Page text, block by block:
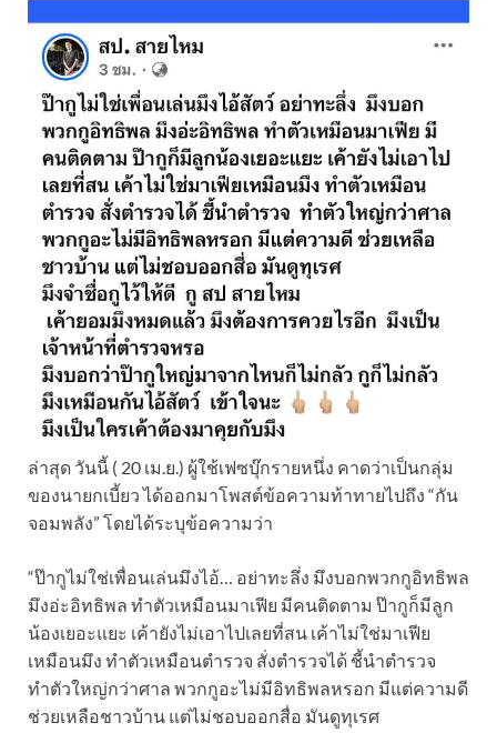
ล่าสุด วันนี้ ( 20 เม.ย.) ผู้ใช้เฟซบุ๊กรายหนึ่ง คาดว่าเป็นกลุ่ม
ของนายกเบี้ยว ได้ออกมาโพสต์ข้อความท้าทายไปถึง “กัน
จอมพลัง” โดยได้ระบุข้อความว่า
“ป๊ากูไม่ใช่เพื่อนเล่นมึงไอ้… อย่าทะลึ่ง มึงบอกพวกกูอิทธิพล
มึงอ่ะอิทธิพล ทำตัวเหมือนมาเฟีย มีคนติดตาม ป๊ากูก็มีลูก
น้องเยอะแยะ เค้ายังไม่เอาไปเลยที่สน เค้าไม่ใช่มาเฟีย
เหมือนมึง ทำตัวเหมือนตำรวจ สั่งตำรวจได้ ชี้นำตำรวจ
ทำตัวใหญ่กว่าศาล พวกกูอะไม่มีอิทธิพลหรอก มีแต่ความดี
ช่วยเหลือชาวบ้าน แต่ไม่ชอบออกสื่อ มันดูทุเรศ